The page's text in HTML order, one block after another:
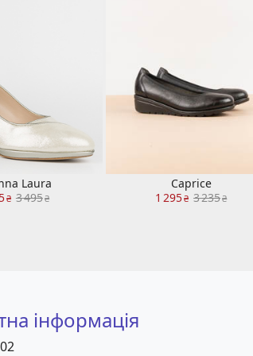
Laura
₴ 3 495₴
Caprice
1 295₴ 3 235₴
інформація